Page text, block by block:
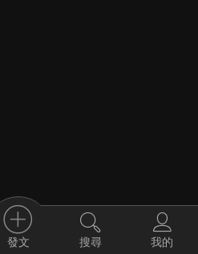
發文 搜尋 我的